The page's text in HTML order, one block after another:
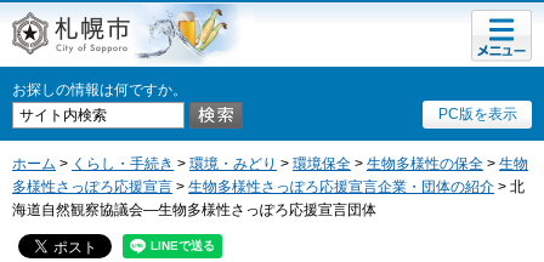
札幌市
お探しの情報は何ですか。
PC版を表示
メニュ
ー
ホーム > くらし・手続き > 環境・みどり > 環境保全 > 生物多様性の保全 > 生物
多様性さっぽろ応援宣言 > 生物多様性さっぽろ応援宣言企業・団体の紹介 > 北
海道自然観察協議会―生物多様性さっぽろ応援宣言団体